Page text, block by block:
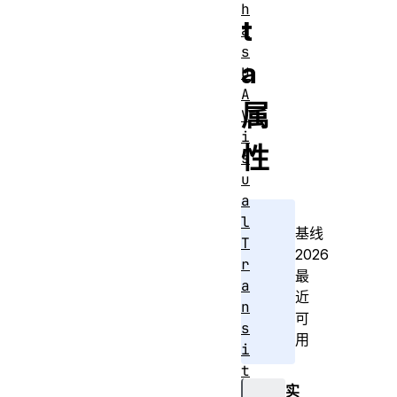
t
a
属
性
基线
2026
最
近
可
用
实
h
a
s
U
A
V
i
s
u
a
l
T
r
a
n
s
i
t